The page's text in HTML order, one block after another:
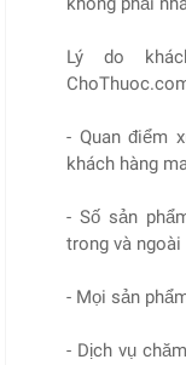
Lý do
- Quan điểm
khách hàng
- Số sản
trong và
- Mọi sản
- Dịch vụ